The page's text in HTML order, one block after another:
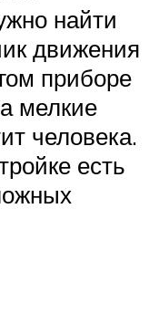
найти
движения
приборе
мелкие
человека.
есть